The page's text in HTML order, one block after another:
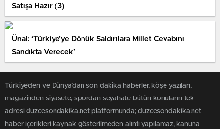
Satışa Hazır (3)
Ünal: ‘Türkiye’ye Dönük Saldırılara Millet Cevabını
Sandıkta Verecek’
Türkiye'den ve Dünya’dan son dakika haberler, köşe yazıları,
magazinden siyasete, spordan seyahate bütün konuların tek
adresi duzcesondakika.net platformunda; duzcesondakika.net
haber içerikleri kaynak gösterilmeden alıntı yapılamaz, kanuna